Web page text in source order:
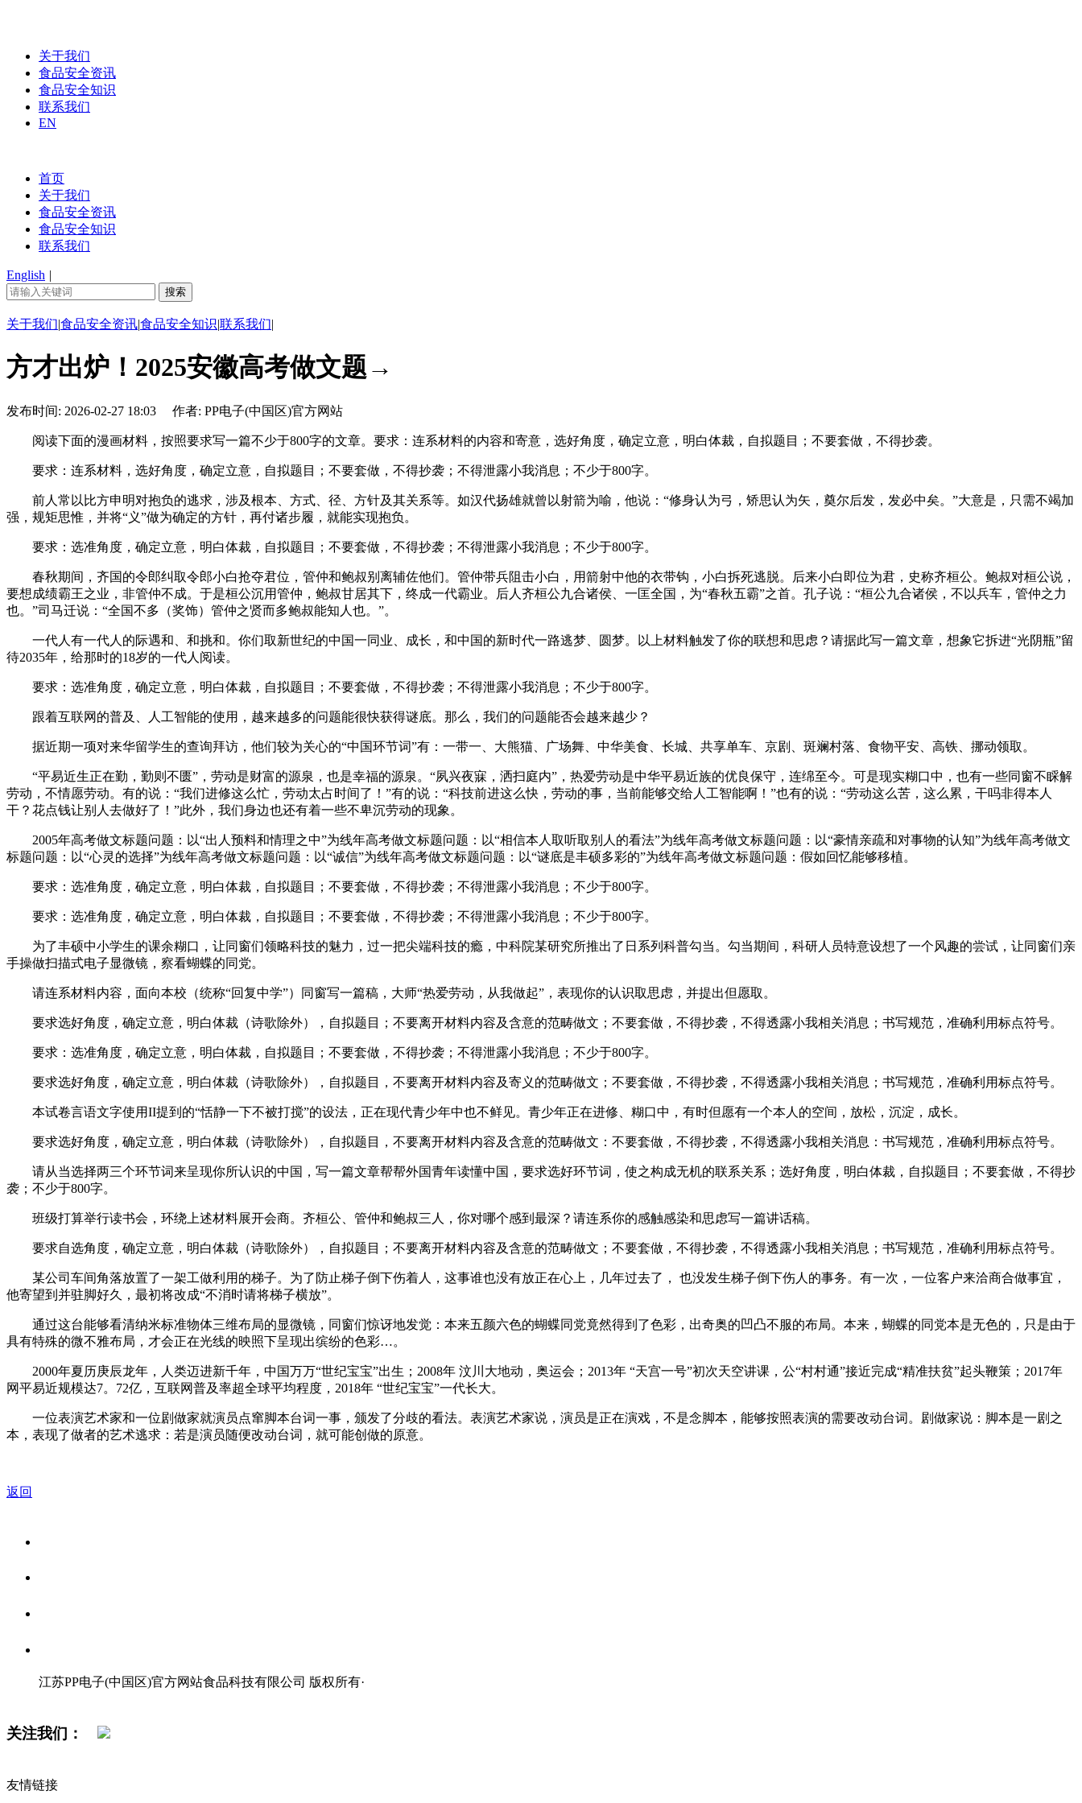
关于我们
食品安全资讯
食品安全知识
联系我们
EN
首页
关于我们
食品安全资讯
食品安全知识
联系我们
English |
关于我们|食品安全资讯|食品安全知识|联系我们|
方才出炉！2025安徽高考做文题→
发布时间: 2026-02-27 18:03 作者: PP电子(中国区)官方网站
阅读下面的漫画材料，按照要求写一篇不少于800字的文章。要求：连系材料的内容和寄意，选好角度，确定立意，明白体裁，自拟题目；不要套做，不得抄袭。
要求：连系材料，选好角度，确定立意，自拟题目；不要套做，不得抄袭；不得泄露小我消息；不少于800字。
前人常以比方申明对抱负的逃求，涉及根本、方式、径、方针及其关系等。如汉代扬雄就曾以射箭为喻，他说：“修身认为弓，矫思认为矢，奠尔后发，发必中矣。”大意是，只需不竭加
强，规矩思惟，并将“义”做为确定的方针，再付诸步履，就能实现抱负。
要求：选准角度，确定立意，明白体裁，自拟题目；不要套做，不得抄袭；不得泄露小我消息；不少于800字。
春秋期间，齐国的令郎纠取令郎小白抢夺君位，管仲和鲍叔别离辅佐他们。管仲带兵阻击小白，用箭射中他的衣带钩，小白拆死逃脱。后来小白即位为君，史称齐桓公。鲍叔对桓公说，
要想成绩霸王之业，非管仲不成。于是桓公沉用管仲，鲍叔甘居其下，终成一代霸业。后人齐桓公九合诸侯、一匡全国，为“春秋五霸”之首。孔子说：“桓公九合诸侯，不以兵车，管仲之力
也。”司马迁说：“全国不多（奖饰）管仲之贤而多鲍叔能知人也。”。
一代人有一代人的际遇和、和挑和。你们取新世纪的中国一同业、成长，和中国的新时代一路逃梦、圆梦。以上材料触发了你的联想和思虑？请据此写一篇文章，想象它拆进“光阴瓶”留
待2035年，给那时的18岁的一代人阅读。
要求：选准角度，确定立意，明白体裁，自拟题目；不要套做，不得抄袭；不得泄露小我消息；不少于800字。
跟着互联网的普及、人工智能的使用，越来越多的问题能很快获得谜底。那么，我们的问题能否会越来越少？
据近期一项对来华留学生的查询拜访，他们较为关心的“中国环节词”有：一带一、大熊猫、广场舞、中华美食、长城、共享单车、京剧、斑斓村落、食物平安、高铁、挪动领取。
“平易近生正在勤，勤则不匮”，劳动是财富的源泉，也是幸福的源泉。“夙兴夜寐，洒扫庭内”，热爱劳动是中华平易近族的优良保守，连绵至今。可是现实糊口中，也有一些同窗不睬解
劳动，不情愿劳动。有的说：“我们进修这么忙，劳动太占时间了！”有的说：“科技前进这么快，劳动的事，当前能够交给人工智能啊！”也有的说：“劳动这么苦，这么累，干吗非得本人
干？花点钱让别人去做好了！”此外，我们身边也还有着一些不卑沉劳动的现象。
2005年高考做文标题问题：以“出人预料和情理之中”为线年高考做文标题问题：以“相信本人取听取别人的看法”为线年高考做文标题问题：以“豪情亲疏和对事物的认知”为线年高考做文
标题问题：以“心灵的选择”为线年高考做文标题问题：以“诚信”为线年高考做文标题问题：以“谜底是丰硕多彩的”为线年高考做文标题问题：假如回忆能够移植。
要求：选准角度，确定立意，明白体裁，自拟题目；不要套做，不得抄袭；不得泄露小我消息；不少于800字。
要求：选准角度，确定立意，明白体裁，自拟题目；不要套做，不得抄袭；不得泄露小我消息；不少于800字。
为了丰硕中小学生的课余糊口，让同窗们领略科技的魅力，过一把尖端科技的瘾，中科院某研究所推出了日系列科普勾当。勾当期间，科研人员特意设想了一个风趣的尝试，让同窗们亲
手操做扫描式电子显微镜，察看蝴蝶的同党。
请连系材料内容，面向本校（统称“回复中学”）同窗写一篇稿，大师“热爱劳动，从我做起”，表现你的认识取思虑，并提出但愿取。
要求选好角度，确定立意，明白体裁（诗歌除外），自拟题目；不要离开材料内容及含意的范畴做文；不要套做，不得抄袭，不得透露小我相关消息；书写规范，准确利用标点符号。
要求：选准角度，确定立意，明白体裁，自拟题目；不要套做，不得抄袭；不得泄露小我消息；不少于800字。
要求选好角度，确定立意，明白体裁（诗歌除外），自拟题目，不要离开材料内容及寄义的范畴做文；不要套做，不得抄袭，不得透露小我相关消息；书写规范，准确利用标点符号。
本试卷言语文字使用II提到的“恬静一下不被打搅”的设法，正在现代青少年中也不鲜见。青少年正在进修、糊口中，有时但愿有一个本人的空间，放松，沉淀，成长。
要求选好角度，确定立意，明白体裁（诗歌除外），自拟题目，不要离开材料内容及含意的范畴做文：不要套做，不得抄袭，不得透露小我相关消息：书写规范，准确利用标点符号。
请从当选择两三个环节词来呈现你所认识的中国，写一篇文章帮帮外国青年读懂中国，要求选好环节词，使之构成无机的联系关系；选好角度，明白体裁，自拟题目；不要套做，不得抄
袭；不少于800字。
班级打算举行读书会，环绕上述材料展开会商。齐桓公、管仲和鲍叔三人，你对哪个感到最深？请连系你的感触感染和思虑写一篇讲话稿。
要求自选角度，确定立意，明白体裁（诗歌除外），自拟题目；不要离开材料内容及含意的范畴做文；不要套做，不得抄袭，不得透露小我相关消息；书写规范，准确利用标点符号。
某公司车间角落放置了一架工做利用的梯子。为了防止梯子倒下伤着人，这事谁也没有放正在心上，几年过去了， 也没发生梯子倒下伤人的事务。有一次，一位客户来洽商合做事宜，
他寄望到并驻脚好久，最初将改成“不消时请将梯子横放”。
通过这台能够看清纳米标准物体三维布局的显微镜，同窗们惊讶地发觉：本来五颜六色的蝴蝶同党竟然得到了色彩，出奇奥的凹凸不服的布局。本来，蝴蝶的同党本是无色的，只是由于
具有特殊的微不雅布局，才会正在光线的映照下呈现出缤纷的色彩…。
2000年夏历庚辰龙年，人类迈进新千年，中国万万“世纪宝宝”出生；2008年 汶川大地动，奥运会；2013年 “天宫一号”初次天空讲课，公“村村通”接近完成“精准扶贫”起头鞭策；2017年
网平易近规模达7。72亿，互联网普及率超全球平均程度，2018年 “世纪宝宝”一代长大。
一位表演艺术家和一位剧做家就演员点窜脚本台词一事，颁发了分歧的看法。表演艺术家说，演员是正在演戏，不是念脚本，能够按照表演的需要改动台词。剧做家说：脚本是一剧之
本，表现了做者的艺术逃求：若是演员随便改动台词，就可能创做的原意。
返回
江苏PP电子(中国区)官方网站食品科技有限公司 版权所有·
关注我们：
友情链接